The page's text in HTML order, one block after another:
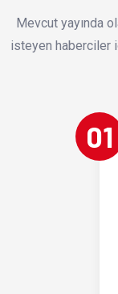
Mevcut yayında
isteyen haberciler
01